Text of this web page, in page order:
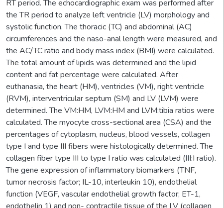
RT period. The echocardiographic exam was performed after
the TR period to analyze left ventricle (LV) morphology and
systolic function. The thoracic (TC) and abdominal (AC)
circumferences and the naso-anal length were measured, and
the AC/TC ratio and body mass index (BMI) were calculated.
The total amount of lipids was determined and the lipid
content and fat percentage were calculated. After
euthanasia, the heart (HM), ventricles (VM), right ventricle
(RVM), interventricular septum (SM) and LV (LVM) were
determined. The VM:HM, LVM:HM and LVM:tibia ratios were
calculated. The myocyte cross-sectional area (CSA) and the
percentages of cytoplasm, nucleus, blood vessels, collagen
type I and type III fibers were histologically determined. The
collagen fiber type III to type I ratio was calculated (III:I ratio).
The gene expression of inflammatory biomarkers (TNF,
tumor necrosis factor; IL-10, interleukin 10), endothelial
function (VEGF, vascular endothelial growth factor; ET-1,